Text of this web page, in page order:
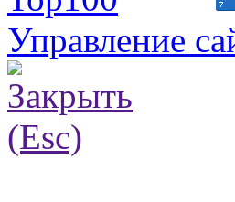
Управление